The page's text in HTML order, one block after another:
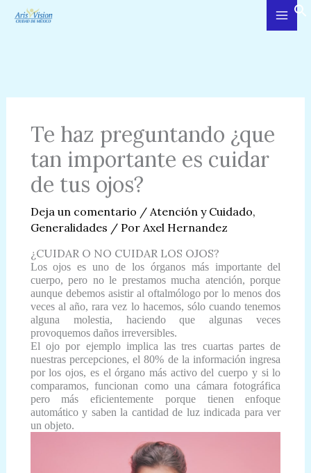
Te haz preguntando ¿que
tan importante es cuidar
de tus ojos?
Deja un comentario / Atención y Cuidado,
Generalidades / Por Axel Hernandez
¿CUIDAR O NO CUIDAR LOS OJOS?
Los ojos es uno de los órganos más importante del
cuerpo, pero no le prestamos mucha atención, porque
aunque debemos asistir al oftalmólogo por lo menos dos
veces al año, rara vez lo hacemos, sólo cuando tenemos
alguna molestia, haciendo que algunas veces
provoquemos daños irreversibles.
El ojo por ejemplo implica las tres cuartas partes de
nuestras percepciones, el 80% de la información ingresa
por los ojos, es el órgano más activo del cuerpo y si lo
comparamos, funcionan como una cámara fotográfica
pero más eficientemente porque tienen enfoque
automático y saben la cantidad de luz indicada para ver
un objeto.